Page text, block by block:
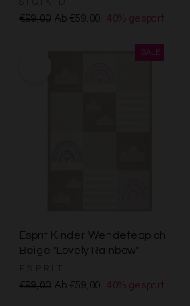
€99,00 Ab €59,00 40% gespart
Esprit Kinder-Wendeteppich
Beige "Lovely Rainbow"
€99,00 Ab €59,00 40% gespart